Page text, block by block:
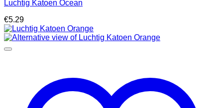
Luchtig Katoen Ocean
€5.29